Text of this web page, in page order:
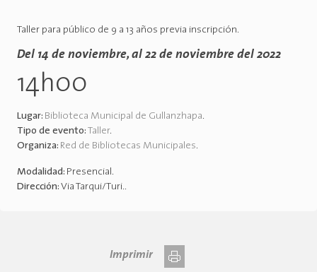
Taller para público de 9 a 13 años previa inscripción.
Del 14 de noviembre, al 22 de noviembre del 2022
14h00
Lugar: Biblioteca Municipal de Gullanzhapa.
Tipo de evento: Taller.
Organiza: Red de Bibliotecas Municipales.
Modalidad: Presencial.
Dirección: Via Tarqui/Turi..
Imprimir